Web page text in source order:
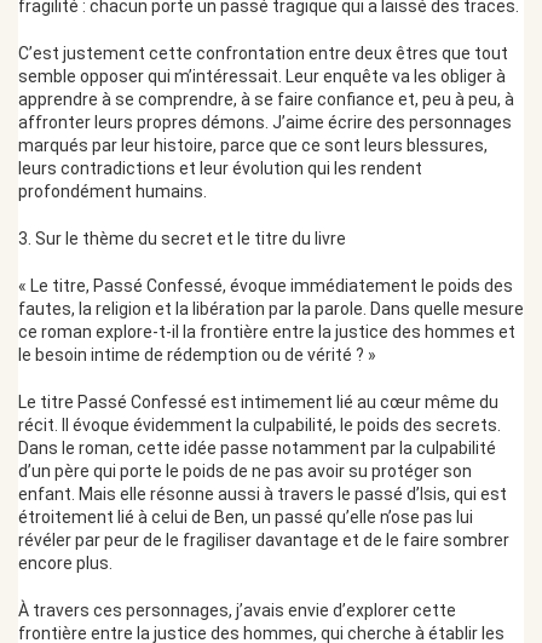
fragilité : chacun porte un passé tragique qui a laissé des traces.
C’est justement cette confrontation entre deux êtres que tout
semble opposer qui m’intéressait. Leur enquête va les obliger à
apprendre à se comprendre, à se faire confiance et, peu à peu, à
affronter leurs propres démons. J’aime écrire des personnages
marqués par leur histoire, parce que ce sont leurs blessures,
leurs contradictions et leur évolution qui les rendent
profondément humains.
3. Sur le thème du secret et le titre du livre
« Le titre, Passé Confessé, évoque immédiatement le poids des
fautes, la religion et la libération par la parole. Dans quelle mesure
ce roman explore-t-il la frontière entre la justice des hommes et
le besoin intime de rédemption ou de vérité ? »
Le titre Passé Confessé est intimement lié au cœur même du
récit. Il évoque évidemment la culpabilité, le poids des secrets.
Dans le roman, cette idée passe notamment par la culpabilité
d’un père qui porte le poids de ne pas avoir su protéger son
enfant. Mais elle résonne aussi à travers le passé d’Isis, qui est
étroitement lié à celui de Ben, un passé qu’elle n’ose pas lui
révéler par peur de le fragiliser davantage et de le faire sombrer
encore plus.
À travers ces personnages, j’avais envie d’explorer cette
frontière entre la justice des hommes, qui cherche à établir les